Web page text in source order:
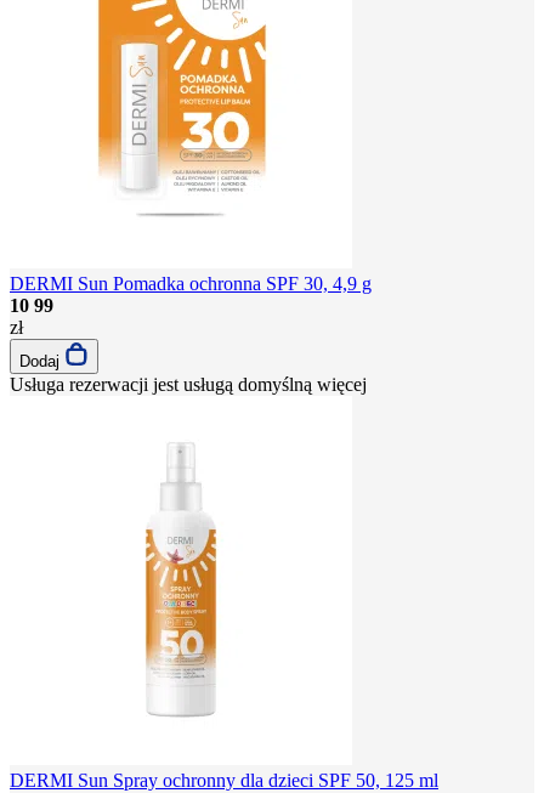
DERMI Sun Pomadka ochronna SPF 30, 4,9 g
10 99
zł
Dodaj
Usługa rezerwacji jest usługą domyślną więcej
DERMI Sun Spray ochronny dla dzieci SPF 50, 125 ml